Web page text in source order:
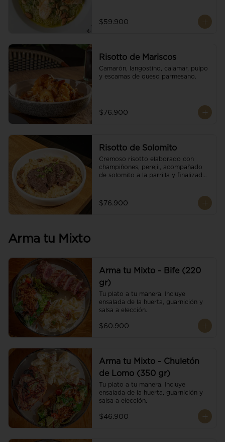
$59.900
Risotto de Mariscos
Camarón, langostino, calamar, pulpo
y escamas de queso parmesano.
$76.900
Risotto de Solomito
Cremoso risotto elaborado con
champiñones, perejil, acompañado
de solomito a la parrilla y finalizado
$76.900
Arma tu Mixto
Arma tu Mixto - Bife (220
gr)
Tu plato a tu manera. Incluye
ensalada de la huerta, guarnición y
salsa a elección.
$60.900
Arma tu Mixto - Chuletón
de Lomo (350 gr)
Tu plato a tu manera. Incluye
ensalada de la huerta, guarnición y
salsa a elección.
$46.900